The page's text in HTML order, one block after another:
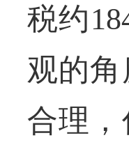
税约
观的
合理